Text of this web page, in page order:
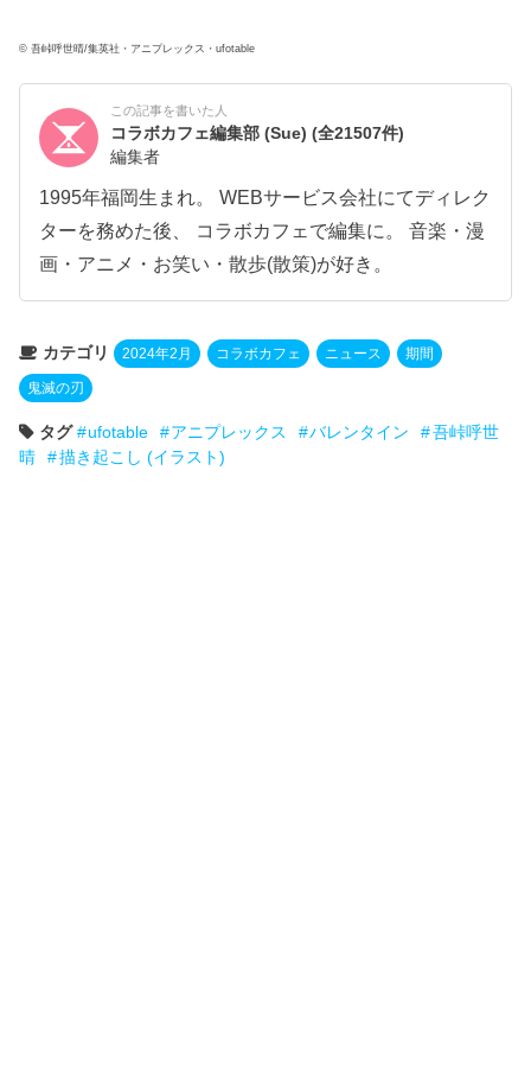
© 吾峠呼世晴/集英社・アニプレックス・ufotable
この記事を書いた人
コラボカフェ編集部 (Sue)(全21507件)
編集者
1995年福岡生まれ。 WEBサービス会社にてディレク
ターを務めた後、 コラボカフェで編集に。 音楽・漫
画・アニメ・お笑い・散歩(散策)が好き。
カテゴリ 2024年2月 コラボカフェ ニュース 期間
鬼滅の刃
タグ ufotable アニプレックス バレンタイン
吾峠呼世
晴
描き起こし (イラスト)